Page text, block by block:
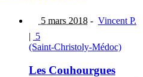
5 mars 2018 - Vincent P.
| 5
(Saint-Christoly-Médoc)
Les Couhourgues